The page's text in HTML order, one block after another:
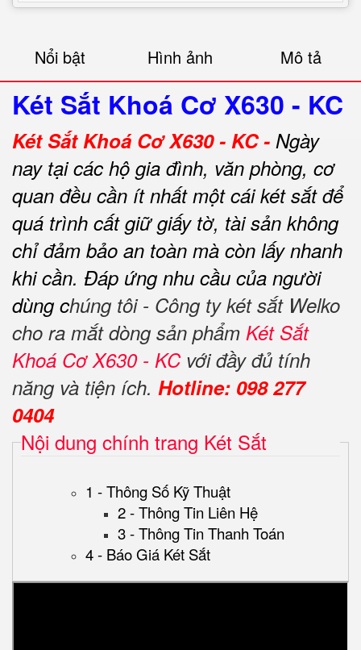
Nổi bật Hình ảnh Mô tả
Két Sắt Khoá Cơ X630 - KC
Két Sắt Khoá Cơ X630 - KC - Ngày
nay tại các hộ gia đình, văn phòng, cơ
quan đều cần ít nhất một cái két sắt để
quá trình cất giữ giấy tờ, tài sản không
chỉ đảm bảo an toàn mà còn lấy nhanh
khi cần. Đáp ứng nhu cầu của người
dùng chúng tôi - Công ty két sắt Welko
cho ra mắt dòng sản phẩm Két Sắt
Khoá Cơ X630 - KCvới đầy đủ tính
năng và tiện ích. Hotline: 098 277
0404
Nội dung chính trang Két Sắt
1 - Thông Số Kỹ Thuật
2 - Thông Tin Liên Hệ
3 - Thông Tin Thanh Toán
4 - Báo Giá Két Sắt